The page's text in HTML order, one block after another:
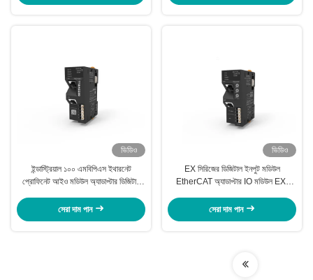
ভিডিও
ইন্ডাস্ট্রিয়াল ১০০ এমবিপিএস ইথারনেট
প্রোফিনেট আইও মডিউল অ্যাডাপ্টার ডিজিটাল
সেরা দাম পান
ভিডিও
EX সিরিজের ডিজিটাল ইনপুট মডিউল
EtherCAT অ্যাডাপ্টার IO মডিউল EX-
সেরা দাম পান